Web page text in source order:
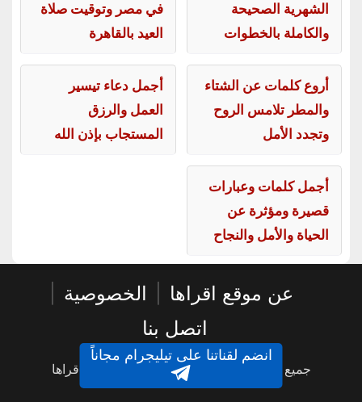
الشهرية الصحيحة
والكاملة بالخطوات
في مصر وتوقيت صلاة
العيد بالقاهرة
أروع كلمات عن الشتاء
والمطر تلامس الروح
وتجدد الأمل
أجمل دعاء تيسير
العمل والرزق
المستجاب بإذن الله
أجمل كلمات وعبارات
قصيرة ومؤثرة عن
الحياة والأمل والنجاح
عن موقع اقراها الخصوصية
اتصل بنا
جميع الحقوق محفوظة © 2016 - 2026 - اقراها
انضم لقناتنا على تيليجرام مجاناً